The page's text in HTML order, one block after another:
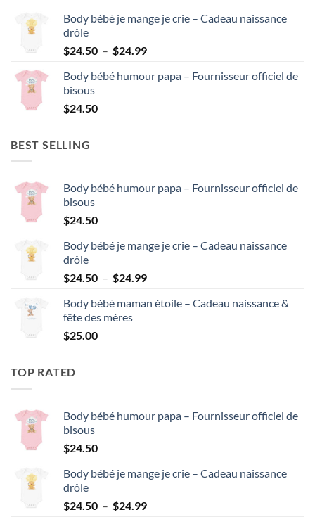
Body bébé je mange je crie – Cadeau naissance
drôle
$24.50 – $24.99Plage
prix :
Body bébé humour papa – Fournisseur officiel de
bisous
$24.50
BEST SELLING
Body bébé humour papa – Fournisseur officiel de
bisous
$24.50
Body bébé je mange je crie – Cadeau naissance
drôle
$24.50 – $24.99Plage
prix :
Body bébé maman étoile – Cadeau naissance &
fête des mères
$25.00
TOP RATED
Body bébé humour papa – Fournisseur officiel de
bisous
$24.50
Body bébé je mange je crie – Cadeau naissance
drôle
$24.50 – $24.99Plage